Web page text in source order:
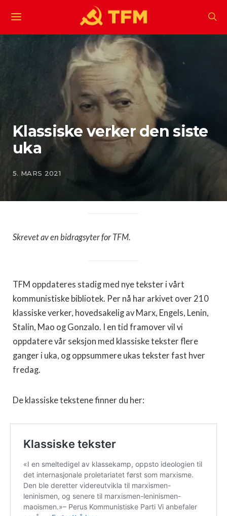
Klassiske verker den siste
uka
5. MARS 2021
Skrevet av en bidragsyter for TFM.
TFM oppdateres stadig med nye tekster i vårt
kommunistiske bibliotek. Per nå har arkivet over 210
klassiske verker, hovedsakelig av Marx, Engels, Lenin,
Stalin, Mao og Gonzalo. I en tid framover vil vi
oppdatere vår seksjon med klassiske tekster flere
ganger i uka, og oppsummere ukas tekster fast hver
fredag.
De klassiske tekstene finner du her: